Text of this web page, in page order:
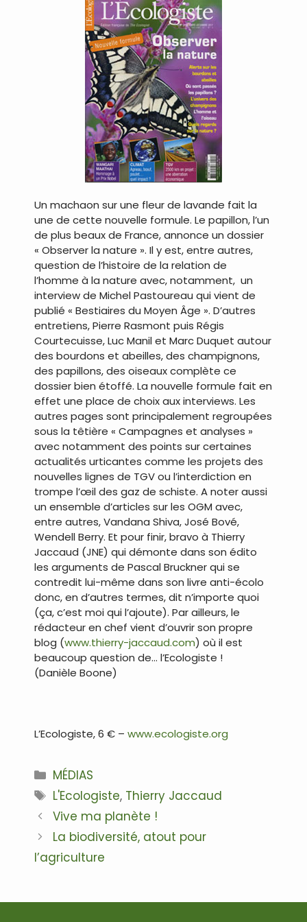
Un machaon sur une fleur de lavande fait la
une de cette nouvelle formule. Le papillon, l’un
de plus beaux de France, annonce un dossier
« Observer la nature ». Il y est, entre autres,
question de l’histoire de la relation de
l’homme à la nature avec, notamment, un
interview de Michel Pastoureau qui vient de
publié « Bestiaires du Moyen Âge ». D’autres
entretiens, Pierre Rasmont puis Régis
Courtecuisse, Luc Manil et Marc Duquet autour
des bourdons et abeilles, des champignons,
des papillons, des oiseaux complète ce
dossier bien étoffé. La nouvelle formule fait en
effet une place de choix aux interviews. Les
autres pages sont principalement regroupées
sous la têtière « Campagnes et analyses »
avec notamment des points sur certaines
actualités urticantes comme les projets des
nouvelles lignes de TGV ou l’interdiction en
trompe l’œil des gaz de schiste. A noter aussi
un ensemble d’articles sur les OGM avec,
entre autres, Vandana Shiva, José Bové,
Wendell Berry. Et pour finir, bravo à Thierry
Jaccaud (JNE) qui démonte dans son édito
les arguments de Pascal Bruckner qui se
contredit lui-même dans son livre anti-écolo
donc, en d’autres termes, dit n’importe quoi
(ça, c’est moi qui l’ajoute). Par ailleurs, le
rédacteur en chef vient d’ouvrir son propre
blog (www.thierry-jaccaud.com) où il est
beaucoup question de… l’Ecologiste !
(Danièle Boone)
L’Ecologiste, 6 € – www.ecologiste.org
Catégories
MÉDIAS
Étiquettes
L'Ecologiste, Thierry Jaccaud
Navigation
des
Vive ma planète !
La biodiversité, atout pour
l’agriculture